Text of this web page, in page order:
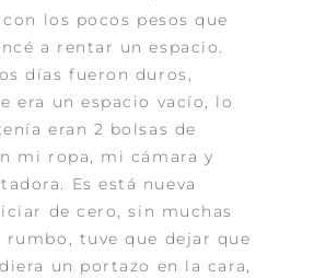
los pocos pesos que
a rentar un espacio.
días fueron duros,
era un espacio vacío, lo
eran 2 bolsas de
mi ropa, mi cámara y
Es está nueva
de cero, sin muchas
rumbo, tuve que dejar que
un portazo en la cara,